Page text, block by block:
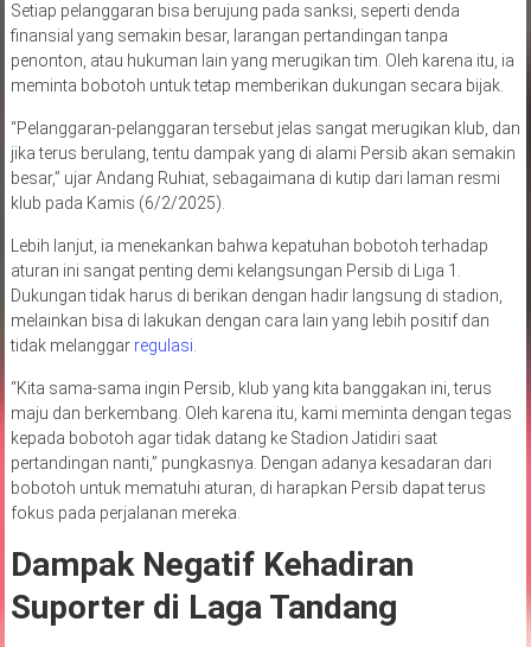
Setiap pelanggaran bisa berujung pada sanksi, seperti denda
finansial yang semakin besar, larangan pertandingan tanpa
penonton, atau hukuman lain yang merugikan tim. Oleh karena itu, ia
meminta bobotoh untuk tetap memberikan dukungan secara bijak.
“Pelanggaran-pelanggaran tersebut jelas sangat merugikan klub, dan
jika terus berulang, tentu dampak yang di alami Persib akan semakin
besar,” ujar Andang Ruhiat, sebagaimana di kutip dari laman resmi
klub pada Kamis (6/2/2025).
Lebih lanjut, ia menekankan bahwa kepatuhan bobotoh terhadap
aturan ini sangat penting demi kelangsungan Persib di Liga 1.
Dukungan tidak harus di berikan dengan hadir langsung di stadion,
melainkan bisa di lakukan dengan cara lain yang lebih positif dan
tidak melanggar regulasi
“Kita sama-sama ingin Persib, klub yang kita banggakan ini, terus
maju dan berkembang. Oleh karena itu, kami meminta dengan tegas
kepada bobotoh agar tidak datang ke Stadion Jatidiri saat
pertandingan nanti,” pungkasnya. Dengan adanya kesadaran dari
bobotoh untuk mematuhi aturan, di harapkan Persib dapat terus
fokus pada perjalanan mereka.
Dampak Negatif Kehadiran
Suporter di Laga Tandang